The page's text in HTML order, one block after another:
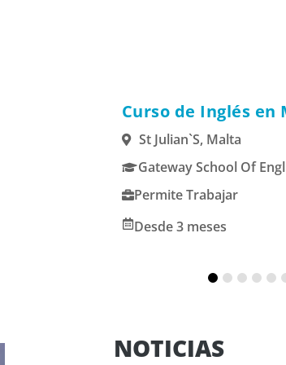
Curso de Inglés en
St Julian`s, Malta
Gateway School Of
Permite Trabajar
Desde 3 meses
NOTICIAS